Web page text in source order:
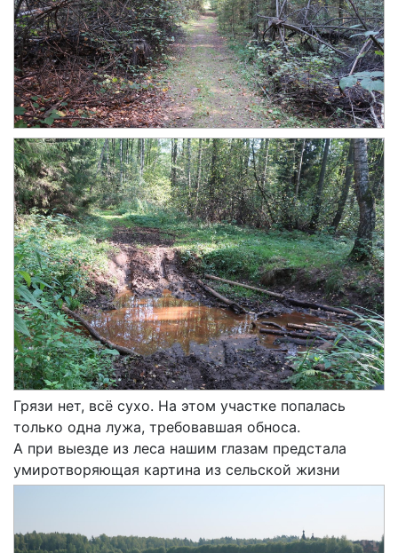
Грязи нет, всё сухо. На этом участке попалась
только одна лужа, требовавшая обноса.
А при выезде из леса нашим глазам предстала
умиротворяющая картина из сельской жизни